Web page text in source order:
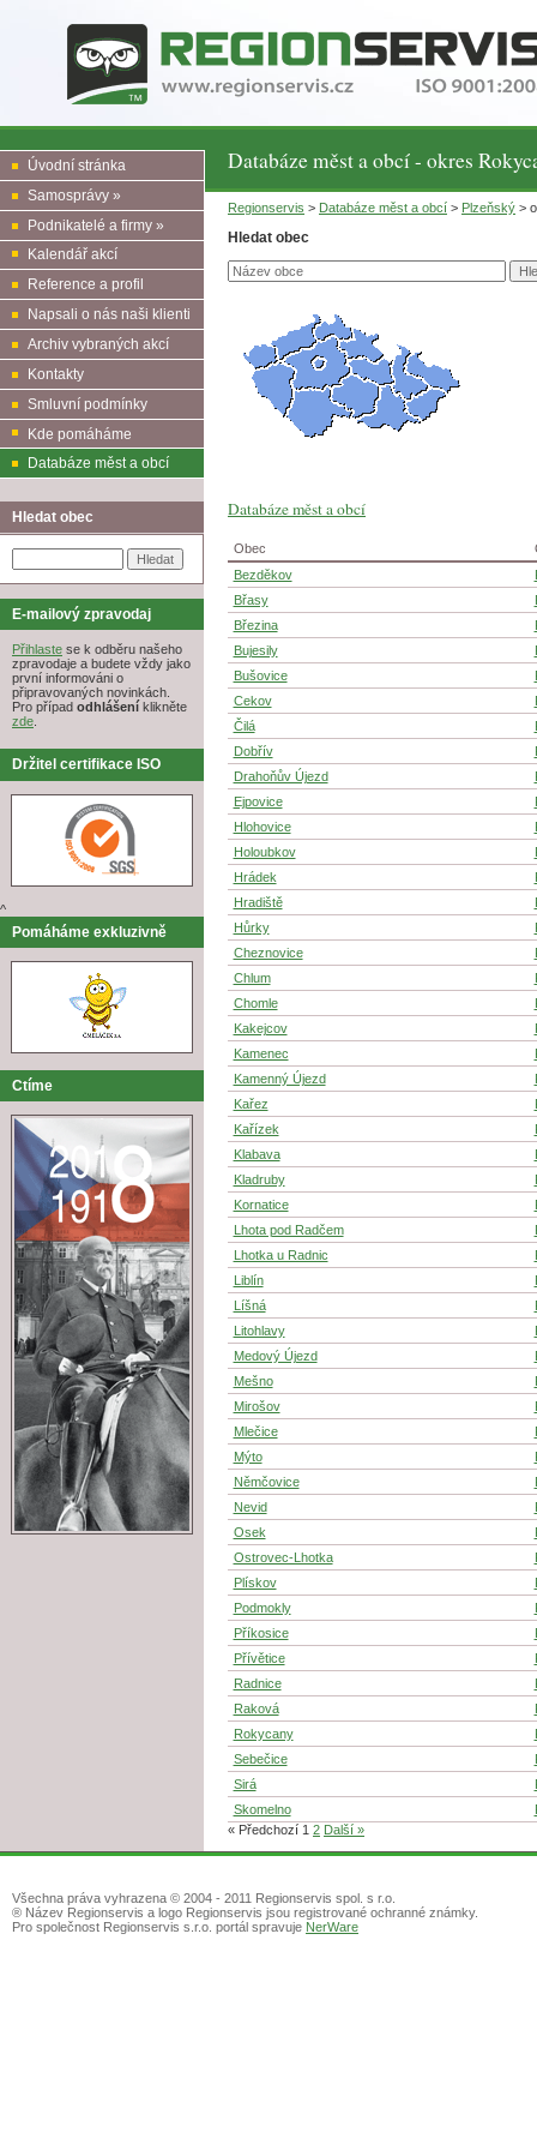
Databáze měst a obcí - okres
Úvodní stránka
Samosprávy »
Podnikatelé a firmy »
Kalendář akcí
Reference a profil
Napsali o nás naši klienti
Archiv vybraných akcí
Kontakty
Smluvní podmínky
Kde pomáháme
Databáze měst a obcí
Hledat obec
E-mailový zpravodaj
Přihlaste se k odběru našeho
zpravodaje a budete vždy jako
první informováni o
připravovaných novinkách.
Pro případ odhlášení klikněte
zde.
Držitel certifikace ISO
^
Pomáháme exkluzivně
Ctíme
Regionservis > Databáze měst a obcí > Plzeňský >
Hledat obec
Databáze měst a obcí
Obec
Bezděkov
Břasy
Březina
Bujesily
Bušovice
Cekov
Čilá
Dobřív
Drahoňův Újezd
Ejpovice
Hlohovice
Holoubkov
Hrádek
Hradiště
Hůrky
Cheznovice
Chlum
Chomle
Kakejcov
Kamenec
Kamenný Újezd
Kařez
Kařízek
Klabava
Kladruby
Kornatice
Lhota pod Radčem
Lhotka u Radnic
Liblín
Líšná
Litohlavy
Medový Újezd
Mešno
Mirošov
Mlečice
Mýto
Němčovice
Nevid
Osek
Ostrovec-Lhotka
Plískov
Podmokly
Příkosice
Přívětice
Radnice
Raková
Rokycany
Sebečice
Sirá
Skomelno
« Předchozí 1 2 Další »
Všechna práva vyhrazena © 2004 - 2011 Regionservis spol. s r.o.
® Název Regionservis a logo Regionservis jsou registrované ochranné známky.
Pro společnost Regionservis s.r.o. portál spravuje NerWare